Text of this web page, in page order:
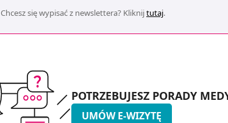
Chcesz się wypisać z newslettera? Kliknijtutaj.
POTRZEBUJESZ PORADY
UMÓW E-WIZYTĘ